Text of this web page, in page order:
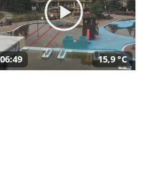
06:49 15,9 °C